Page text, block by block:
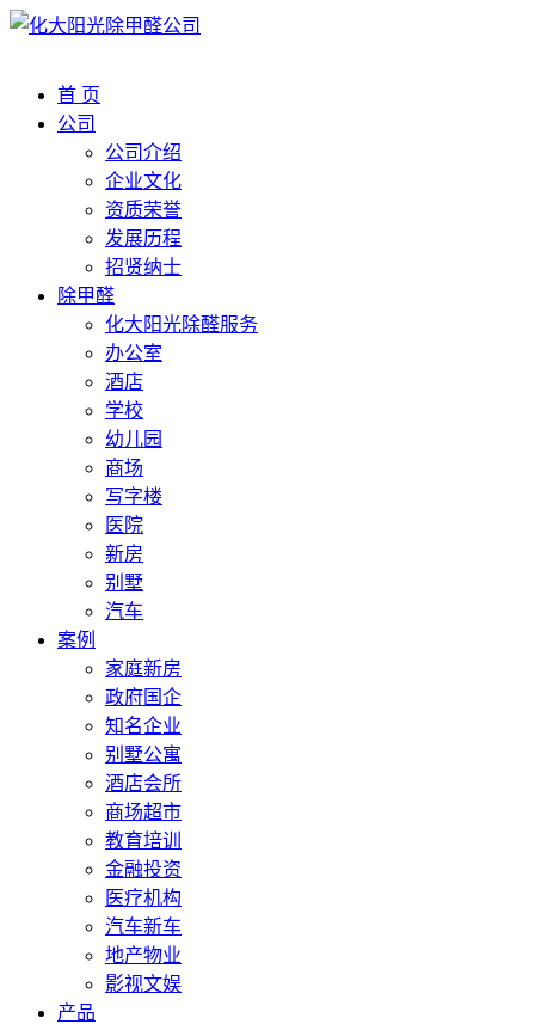
首 页
公司
公司介绍
企业文化
资质荣誉
发展历程
招贤纳士
除甲醛
化大阳光除醛服务
办公室
酒店
学校
幼儿园
商场
写字楼
医院
新房
别墅
汽车
案例
家庭新房
政府国企
知名企业
别墅公寓
酒店会所
商场超市
教育培训
金融投资
医疗机构
汽车新车
地产物业
影视文娱
产品